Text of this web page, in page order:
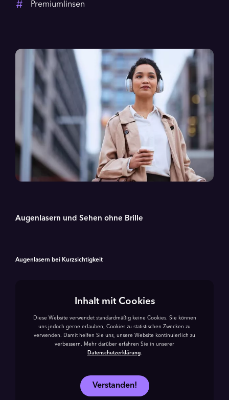
Premiumlinsen
Augenlasern und Sehen ohne Brille
Augenlasern bei Kurzsichtigkeit
Inhalt mit Cookies
Diese Website verwendet standardmäßig keine Cookies. Sie können
uns jedoch gerne erlauben, Cookies zu statistischen Zwecken zu
verwenden. Damit helfen Sie uns, unsere Website kontinuierlich zu
verbessern. Mehr darüber erfahren Sie in unserer
Datenschutzerklärung.
Verstanden!